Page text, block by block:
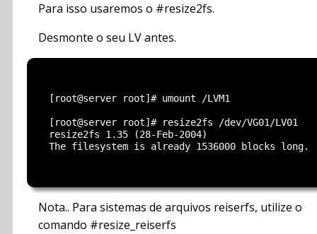
Para isso usaremos o #resize2fs.
Desmonte o seu LV antes.
  [root@server root]# umount /LVM1
  [root@server root]# resize2fs /dev/VG01/LV01
  resize2fs 1.35 (28-Feb-2004)
The filesystem is already 1536000 blocks long.
Nota.. Para sistemas de arquivos reiserfs, utilize o
comando #resize_reiserfs